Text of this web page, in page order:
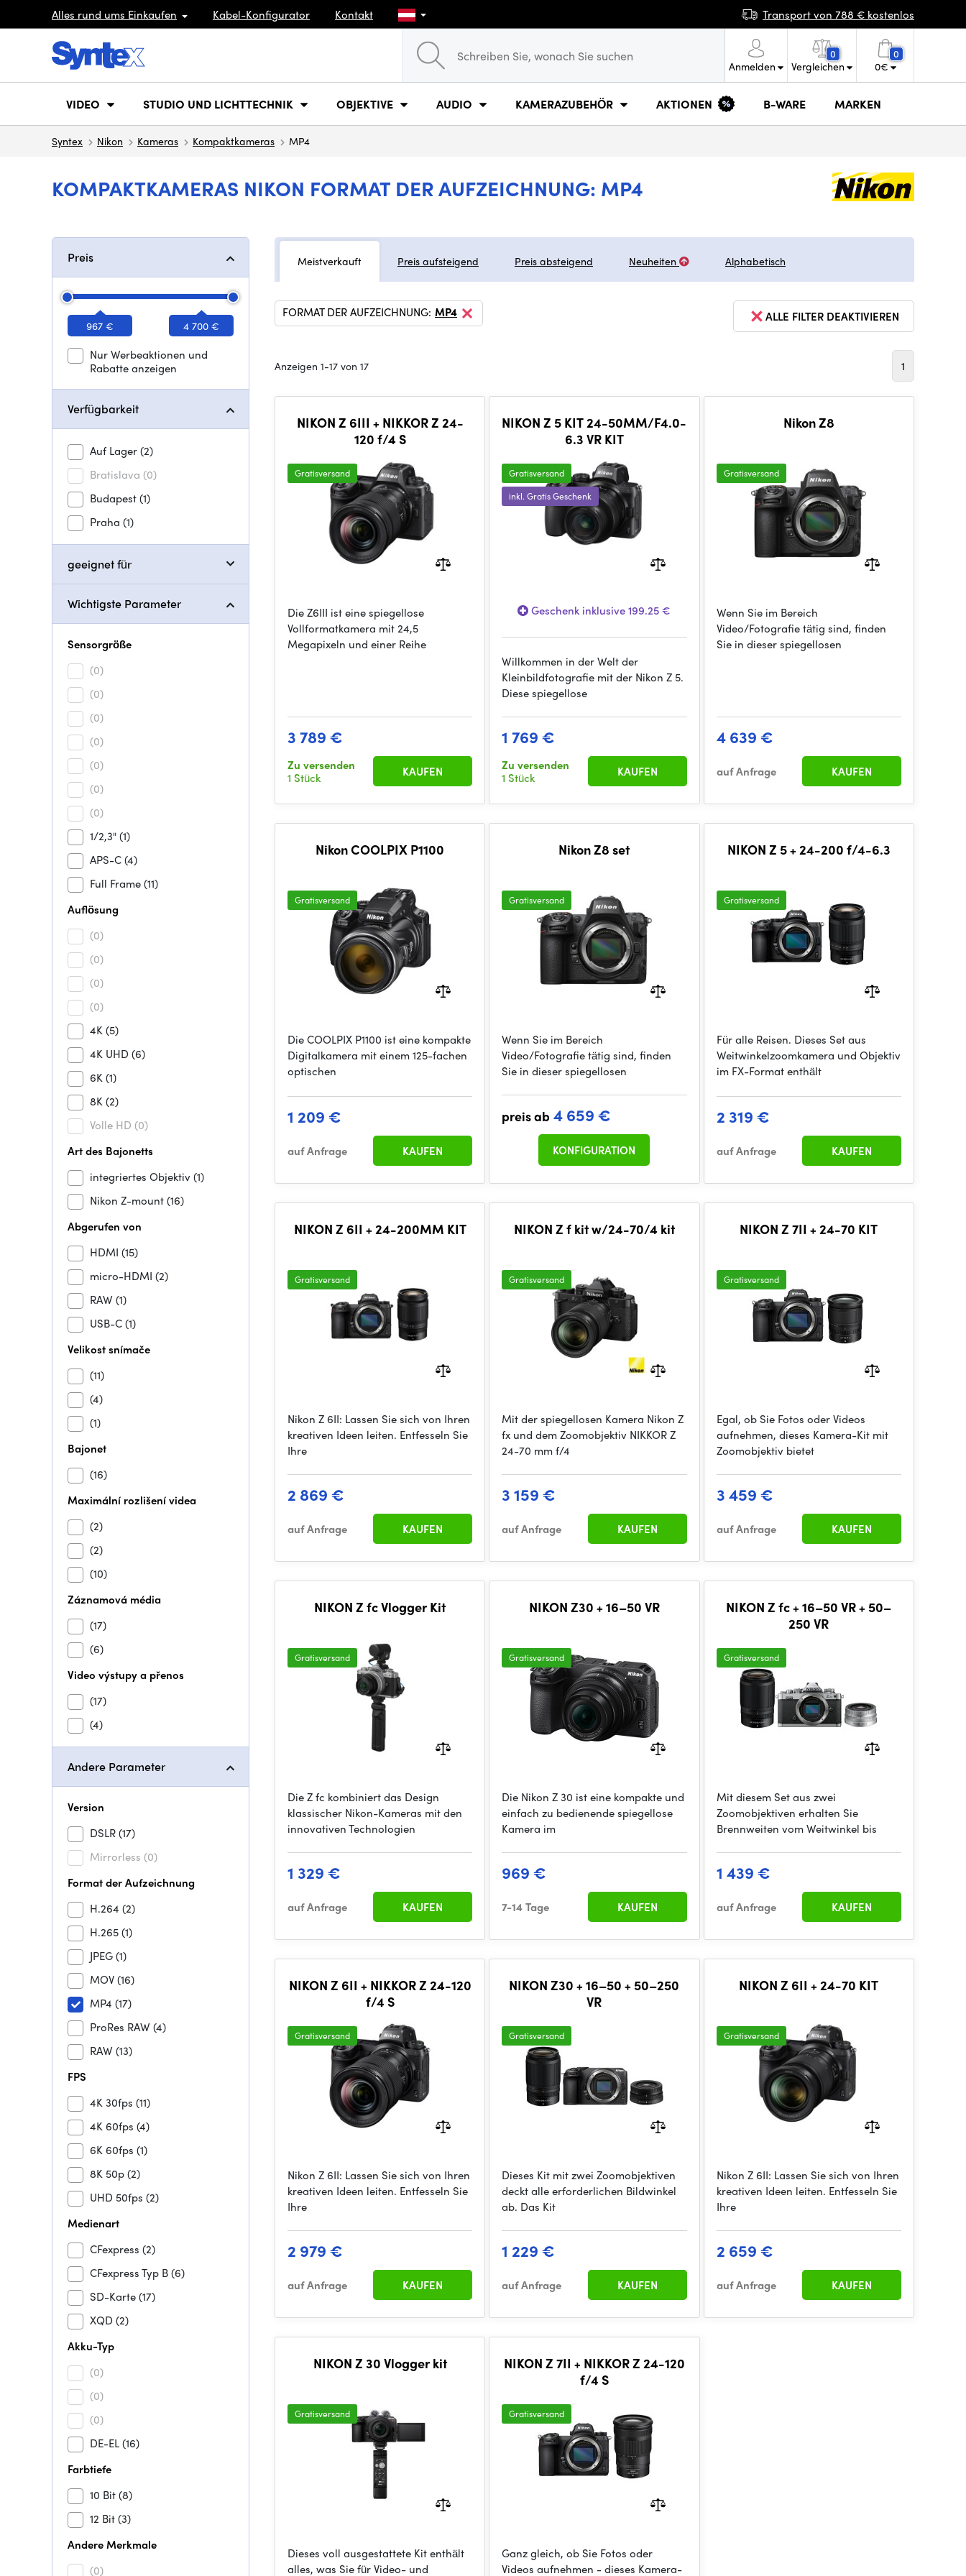
Alles rund ums Einkaufen Kabel-Konfigurator Kontakt Transport von 788 € kostenlos
Anmelden
0
Vergleichen
0
0€
VIDEO STUDIO UND LICHTTECHNIK OBJEKTIVE AUDIO KAMERAZUBEHÖR AKTIONEN B-WARE MARKEN
Syntex Nikon Kameras Kompaktkameras MP4
KOMPAKTKAMERAS NIKON FORMAT DER AUFZEICHNUNG: MP4
Preis
967 € 4 700 €
Nur Werbeaktionen und
Rabatte anzeigen
Verfügbarkeit
Auf Lager(2)
Bratislava (0)
Budapest(1)
Praha (1)
geeignet für
Wichtigste Parameter
Sensorgröße
(0)
(0)
(0)
(0)
(0)
(0)
(0)
1/2,3"(1)
APS-C(4)
Full Frame(11)
Auflösung
(0)
(0)
(0)
(0)
4K(5)
4K UHD (6)
6K(1)
8K(2)
Volle HD (0)
Art des Bajonetts
integriertes Objektiv(1)
Nikon Z-mount(16)
Abgerufen von
HDMI (15)
micro-HDMI (2)
RAW(1)
USB-C(1)
Velikost snímače
(11)
(4)
(1)
Bajonet
(16)
Maximální rozlišení videa
(2)
(2)
(10)
Záznamová média
(17)
(6)
Video výstupy a přenos
(17)
(4)
Andere Parameter
Version
DSLR(17)
Mirrorless (0)
Format der Aufzeichnung
H.264 (2)
H.265(1)
JPEG(1)
MOV(16)
MP4 (17)
ProRes RAW(4)
RAW(13)
FPS
4K 30fps (11)
4K 60fps (4)
6K 60fps (1)
8K 50p(2)
UHD 50fps (2)
Medienart
CFexpress (2)
CFexpress Typ B(6)
SD-Karte(17)
XQD (2)
Akku-Typ
(0)
(0)
(0)
DE-EL(16)
Farbtiefe
10 Bit(8)
12 Bit(3)
Andere Merkmale
(0)
Meistverkauft Preis aufsteigend Preis absteigend Neuheiten Alphabetisch
ALLE FILTER DEAKTIVIEREN
FORMAT DER AUFZEICHNUNG: MP4
Anzeigen 1-17 von 17 1
NIKON Z 6III + NIKKOR Z 24-
120 f/4 S
Gratisversand
Die Z6III ist eine spiegellose
Vollformatkamera mit 24,5
Megapixeln und einer Reihe
3 789 €
Zu versenden
1 Stück
KAUFEN
NIKON Z 5 KIT 24-50MM/F4.0-
6.3 VR KIT
Gratisversand
inkl. Gratis Geschenk
Geschenk inklusive 199.25 €
Willkommen in der Welt der
Kleinbildfotografie mit der Nikon Z 5.
Diese spiegellose
1 769 €
Zu versenden
1 Stück
KAUFEN
Nikon Z8
Gratisversand
Wenn Sie im Bereich
Video/Fotografie tätig sind, finden
Sie in dieser spiegellosen
4 639 €
auf Anfrage KAUFEN
Nikon COOLPIX P1100
Gratisversand
Die COOLPIX P1100 ist eine kompakte
Digitalkamera mit einem 125-fachen
optischen
1 209 €
auf Anfrage KAUFEN
Nikon Z8 set
Gratisversand
Wenn Sie im Bereich
Video/Fotografie tätig sind, finden
Sie in dieser spiegellosen
preis ab 4 659 €
KONFIGURATION
NIKON Z 5 + 24-200 f/4-6.3
Gratisversand
Für alle Reisen. Dieses Set aus
Weitwinkelzoomkamera und Objektiv
im FX-Format enthält
2 319 €
auf Anfrage KAUFEN
NIKON Z 6II + 24-200MM KIT
Gratisversand
Nikon Z 6II: Lassen Sie sich von Ihren
kreativen Ideen leiten. Entfesseln Sie
Ihre
2 869 €
auf Anfrage KAUFEN
NIKON Z f kit w/24-70/4 kit
Gratisversand
Mit der spiegellosen Kamera Nikon Z
fx und dem Zoomobjektiv NIKKOR Z
24-70 mm f/4
3 159 €
auf Anfrage KAUFEN
NIKON Z 7II + 24-70 KIT
Gratisversand
Egal, ob Sie Fotos oder Videos
aufnehmen, dieses Kamera-Kit mit
Zoomobjektiv bietet
3 459 €
auf Anfrage KAUFEN
NIKON Z fc Vlogger Kit
Gratisversand
Die Z fc kombiniert das Design
klassischer Nikon-Kameras mit den
innovativen Technologien
1 329 €
auf Anfrage KAUFEN
NIKON Z30 + 16–50 VR
Gratisversand
Die Nikon Z 30 ist eine kompakte und
einfach zu bedienende spiegellose
Kamera im
969 €
7-14 Tage KAUFEN
NIKON Z fc + 16–50 VR + 50–
250 VR
Gratisversand
Mit diesem Set aus zwei
Zoomobjektiven erhalten Sie
Brennweiten vom Weitwinkel bis
1 439 €
auf Anfrage KAUFEN
NIKON Z 6II + NIKKOR Z 24-120
f/4 S
Gratisversand
Nikon Z 6II: Lassen Sie sich von Ihren
kreativen Ideen leiten. Entfesseln Sie
Ihre
2 979 €
auf Anfrage KAUFEN
NIKON Z30 + 16–50 + 50–250
VR
Gratisversand
Dieses Kit mit zwei Zoomobjektiven
deckt alle erforderlichen Bildwinkel
ab. Das Kit
1 229 €
auf Anfrage KAUFEN
NIKON Z 6II + 24-70 KIT
Gratisversand
Nikon Z 6II: Lassen Sie sich von Ihren
kreativen Ideen leiten. Entfesseln Sie
Ihre
2 659 €
auf Anfrage KAUFEN
NIKON Z 30 Vlogger kit
Gratisversand
Dieses voll ausgestattete Kit enthält
alles, was Sie für Video- und
NIKON Z 7II + NIKKOR Z 24-120
f/4 S
Gratisversand
Ganz gleich, ob Sie Fotos oder
Videos aufnehmen - dieses Kamera-